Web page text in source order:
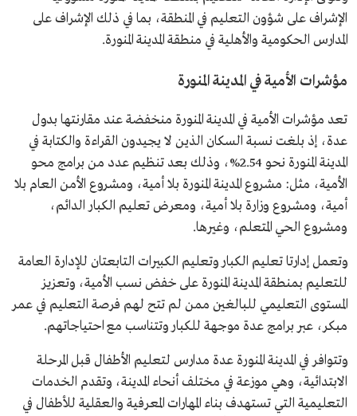
الإشراف على شؤون التعليم في المنطقة، بما في ذلك الإشراف على
المدارس الحكومية والأهلية في منطقة المدينة المنورة.
مؤشرات الأمية في المدينة المنورة
تعد مؤشرات الأمية في المدينة المنورة منخفضة عند مقارنتها بدول
عدة، إذ بلغت نسبة السكان الذين لا يجيدون القراءة والكتابة في
المدينة المنورة نحو 2.54%، وذلك بعد تنظيم عدد من برامج محو
الأمية، مثل: مشروع المدينة المنورة بلا أمية، ومشروع الأمن العام بلا
أمية، ومشروع وزارة بلا أمية، ومعرض تعليم الكبار الدائم،
ومشروع الحي المتعلم، وغيرها.
وتعمل إدارتا تعليم الكبار وتعليم الكبيرات التابعتان للإدارة العامة
للتعليم بمنطقة المدينة المنورة على خفض نسب الأمية، وتعزيز
المستوى التعليمي للبالغين ممن لم تتح لهم فرصة التعليم في عمر
مبكر، عبر برامج عدة موجهة للكبار وتتناسب مع احتياجاتهم.
وتتوافر في المدينة المنورة عدة مدارس لتعليم الأطفال قبل المرحلة
الابتدائية، وهي موزعة في مختلف أنحاء المدينة، وتقدم الخدمات
التعليمية التي تستهدف بناء المهارات المعرفية والعقلية للأطفال في